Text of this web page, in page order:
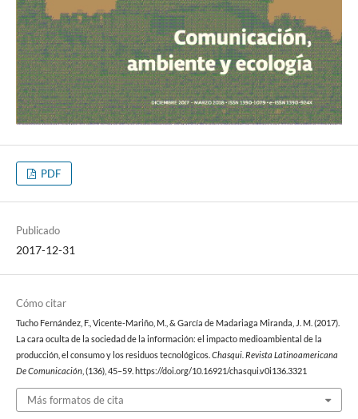
PDF
Publicado
2017-12-31
Cómo citar
Tucho Fernández, F., Vicente-Mariño, M., & García de Madariaga Miranda, J. M. (2017).
La cara oculta de la sociedad de la información: el impacto medioambiental de la
producción, el consumo y los residuos tecnológicos.Chasqui. Revista Latinoamericana
De Comunicación, (136), 45–59. https://doi.org/10.16921/chasqui.v0i136.3321
Más formatos de cita